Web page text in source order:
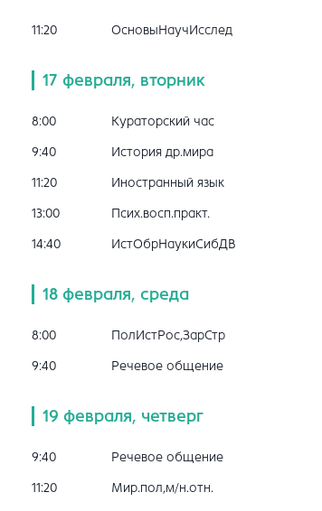
11:20 ОсновыНаучИсслед
17 февраля, вторник
8:00 Кураторский час
9:40 История др.мира
11:20 Иностранный язык
13:00 Псих.восп.практ.
14:40 ИстОбрНаукиСибДВ
18 февраля, среда
8:00 ПолИстРос,ЗарСтр
9:40 Речевое общение
19 февраля, четверг
9:40 Речевое общение
11:20 Мир.пол,м/н.отн.